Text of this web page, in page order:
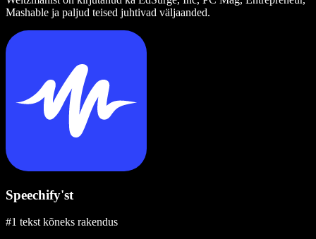
Mashable ja paljud teised juhtivad väljaanded.
Speechify'st
#1 tekst kõneks rakendus